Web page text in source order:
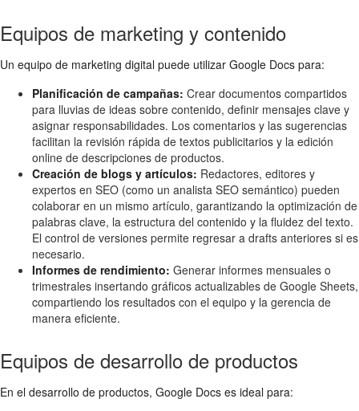
Equipos de marketing y contenido
Un equipo de marketing digital puede utilizar Google Docs para:
Planificación de campañas: Crear documentos compartidos
para lluvias de ideas sobre contenido, definir mensajes clave y
asignar responsabilidades. Los comentarios y las sugerencias
facilitan la revisión rápida de textos publicitarios y la edición
online de descripciones de productos.
Creación de blogs y artículos: Redactores, editores y
expertos en SEO (como un analista SEO semántico) pueden
colaborar en un mismo artículo, garantizando la optimización de
palabras clave, la estructura del contenido y la fluidez del texto.
El control de versiones permite regresar a drafts anteriores si es
necesario.
Informes de rendimiento: Generar informes mensuales o
trimestrales insertando gráficos actualizables de Google Sheets,
compartiendo los resultados con el equipo y la gerencia de
manera eficiente.
Equipos de desarrollo de productos
En el desarrollo de productos, Google Docs es ideal para: